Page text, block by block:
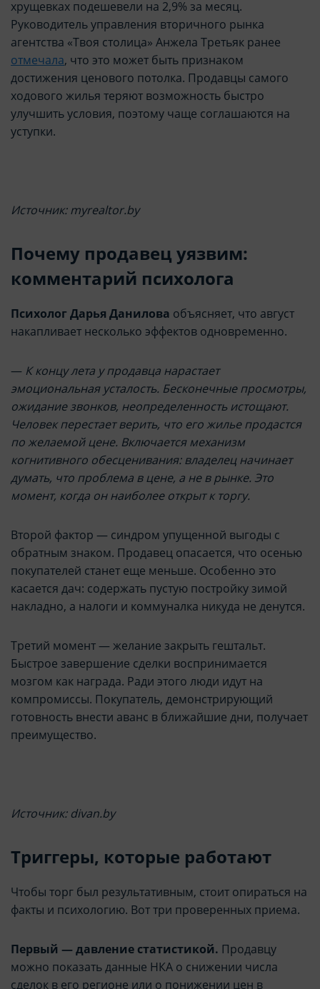
хрущевках подешевели на 2,9% за месяц.
Руководитель управления вторичного рынка
агентства «Твоя столица» Анжела Третьяк ранее
отмечала, что это может быть признаком
достижения ценового потолка. Продавцы самого
ходового жилья теряют возможность быстро
улучшить условия, поэтому чаще соглашаются на
уступки.
Источник: myrealtor.by
Почему продавец уязвим:
комментарий психолога
Психолог Дарья Данилова объясняет, что август
накапливает несколько эффектов одновременно.
— К концу лета у продавца нарастает
эмоциональная усталость. Бесконечные просмотры,
ожидание звонков, неопределенность истощают.
Человек перестает верить, что его жилье продастся
по желаемой цене. Включается механизм
когнитивного обесценивания: владелец начинает
думать, что проблема в цене, а не в рынке. Это
момент, когда он наиболее открыт к торгу.
Второй фактор — синдром упущенной выгоды с
обратным знаком. Продавец опасается, что осенью
покупателей станет еще меньше. Особенно это
касается дач: содержать пустую постройку зимой
накладно, а налоги и коммуналка никуда не денутся.
Третий момент — желание закрыть гештальт.
Быстрое завершение сделки воспринимается
мозгом как награда. Ради этого люди идут на
компромиссы. Покупатель, демонстрирующий
готовность внести аванс в ближайшие дни, получает
преимущество.
Источник: divan.by
Триггеры, которые работают
Чтобы торг был результативным, стоит опираться на
факты и психологию. Вот три проверенных приема.
Первый — давление статистикой. Продавцу
можно показать данные НКА о снижении числа
сделок в его регионе или о понижении цен в